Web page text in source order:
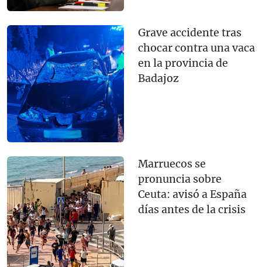
Grave accidente tras
chocar contra una vaca
en la provincia de
Badajoz
Marruecos se
pronuncia sobre
Ceuta: avisó a España
días antes de la crisis